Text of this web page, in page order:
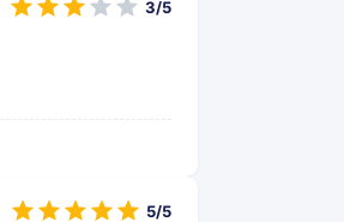
3/5
5/5